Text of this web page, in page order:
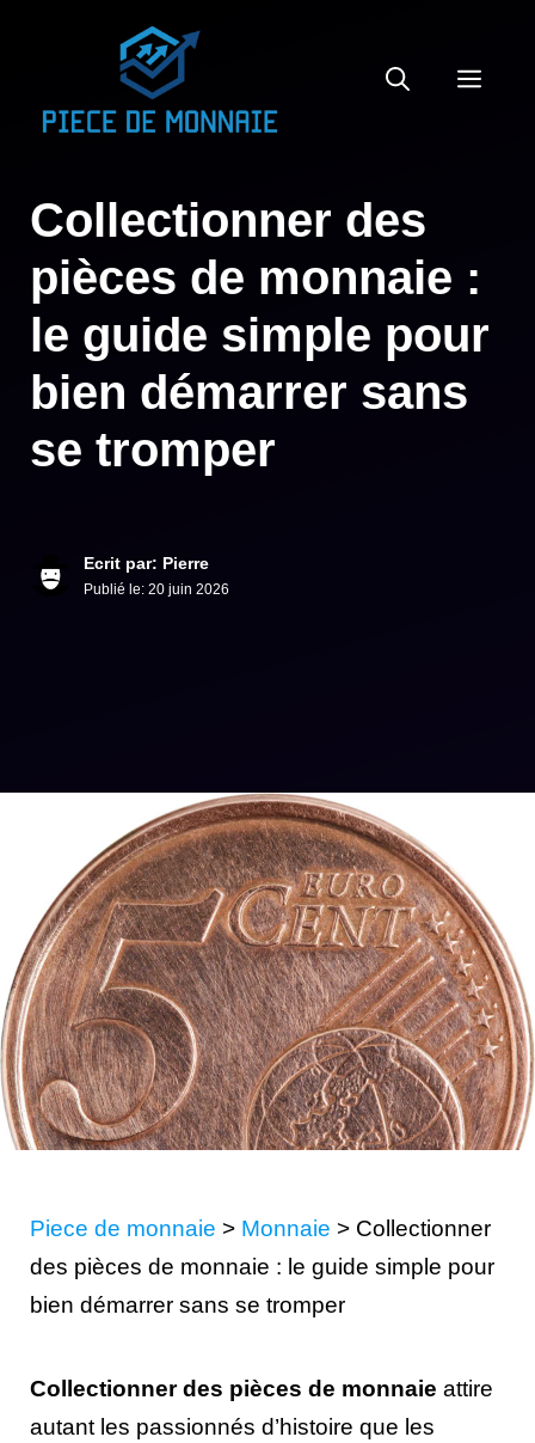
Collectionner des
pièces de monnaie :
le guide simple pour
bien démarrer sans
se tromper
Ecrit par: Pierre
Publié le: 20 juin 2026
Piece de monnaie > Monnaie > Collectionner
des pièces de monnaie : le guide simple pour
bien démarrer sans se tromper
Collectionner des pièces de monnaie attire
autant les passionnés d’histoire que les